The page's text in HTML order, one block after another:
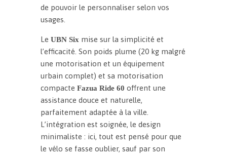
de pouvoir le personnaliser selon vos
usages.
Le UBN Six mise sur la simplicité et
l’efficacité. Son poids plume (20 kg malgré
une motorisation et un équipement
urbain complet) et sa motorisation
compacte Fazua Ride 60 offrent une
assistance douce et naturelle,
parfaitement adaptée à la ville.
L’intégration est soignée, le design
minimaliste : ici, tout est pensé pour que
le vélo se fasse oublier, sauf par son